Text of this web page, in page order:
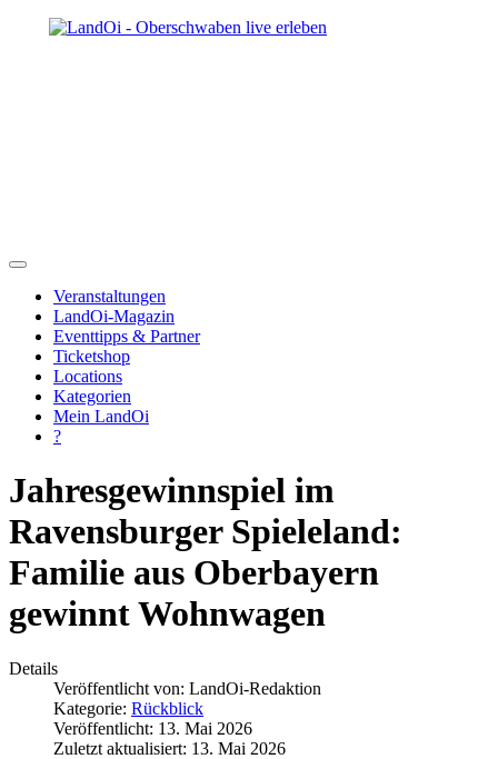
Veranstaltungen
LandOi-Magazin
Eventtipps & Partner
Ticketshop
Locations
Kategorien
Mein LandOi
?
Jahresgewinnspiel im
Ravensburger Spieleland:
Familie aus Oberbayern
gewinnt Wohnwagen
Details
Veröffentlicht von: LandOi-Redaktion
Kategorie: Rückblick
Veröffentlicht: 13. Mai 2026
Zuletzt aktualisiert: 13. Mai 2026